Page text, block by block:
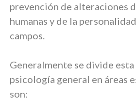
prevención de alteraciones
humanas y de la
campos.
Generalmente se divide
psicología general en áreas
son: